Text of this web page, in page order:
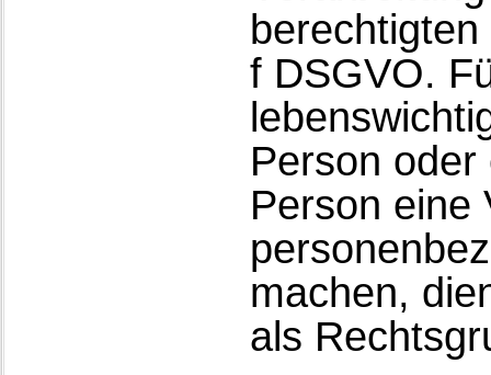
f DSGVO.
Person
Person eine
machen,
als